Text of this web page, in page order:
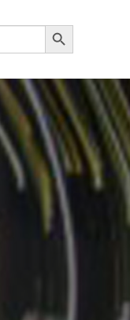
Search
Button